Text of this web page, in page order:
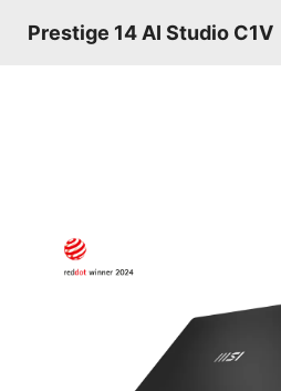
Prestige 14 AI Studio C1V